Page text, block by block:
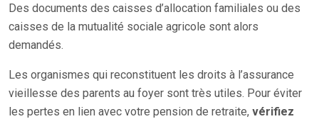
Des documents des caisses d’allocation familiales ou des
caisses de la mutualité sociale agricole sont alors
demandés.
Les organismes qui reconstituent les droits à l’assurance
vieillesse des parents au foyer sont très utiles. Pour éviter
les pertes en lien avec votre pension de retraite, vérifiez